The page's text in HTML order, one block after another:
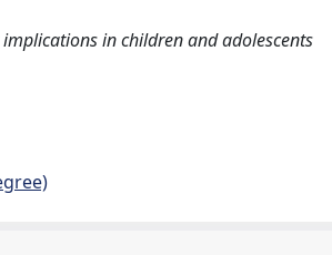
in children and adolescents